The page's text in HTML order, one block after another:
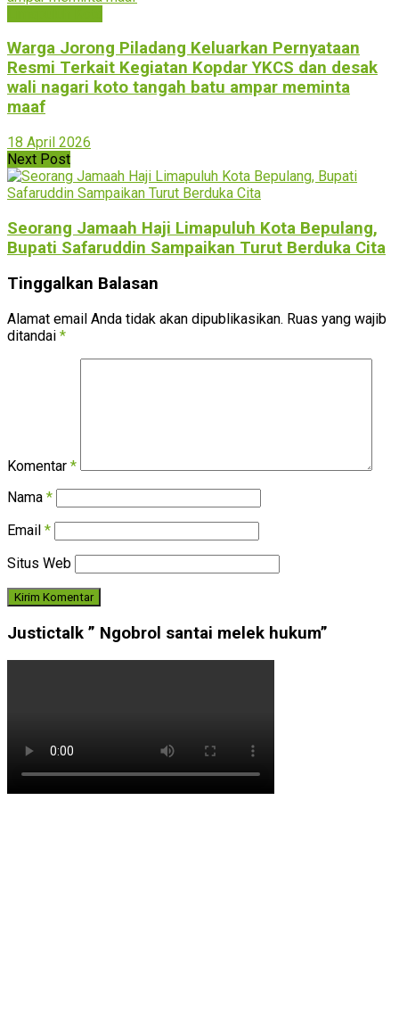
Warga Jorong Piladang Keluarkan Pernyataan
Resmi Terkait Kegiatan Kopdar YKCS dan desak
wali nagari koto tangah batu ampar meminta
maaf
18 April 2026
Next Post
Seorang Jamaah Haji Limapuluh Kota Bepulang,
Bupati Safaruddin Sampaikan Turut Berduka Cita
Tinggalkan Balasan
Alamat email Anda tidak akan dipublikasikan. Ruas yang wajib
ditandai *
Komentar *
Nama *
Email *
Situs Web
Justictalk ” Ngobrol santai melek hukum”